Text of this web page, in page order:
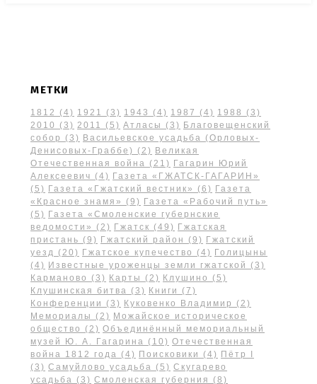
МЕТКИ
1812 (4) 1921 (3) 1943 (4) 1987 (4) 1988
(3)
2010
(3) 2011 (5) Атласы (3) Благовещенский
собор
(3) Васильевское усадьба (Орловых-
Денисовых-Граббе)
(2) Великая
Отечественная война (21) Гагарин Юрий
Алексеевич (4) Газета «ГЖАТСК-ГАГАРИН»
(5) Газета «Гжатский вестник» (6) Газета
«Красное знамя»
(9) Газета «Рабочий путь»
(5) Газета «Смоленские губернские
ведомости»
(2) Гжатск (49) Гжатская
пристань (9) Гжатский район (9) Гжатский
уезд (20) Гжатское купечество (4) Голицыны
(4) Известные уроженцы земли гжатской
(3)
Карманово
(3) Карты (2) Клушино
(5)
Клушинская битва (3) Книги
(7)
Конференции
(3) Куковенко Владимир
(2)
Мемориалы
(2) Можайское историческое
общество
(2) Объединённый мемориальный
музей Ю. А. Гагарина (10) Отечественная
война 1812 года (4) Поисковики (4) Пётр I
(3) Самуйлово усадьба (5) Скугарево
усадьба (3) Смоленская губерния (8)